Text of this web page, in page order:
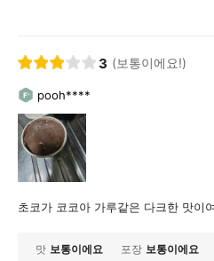
3 (보통이에요!)
pooh****
초코가 코코아 가루같은 다크한 맛이
맛 보통이에요 포장 보통이에요